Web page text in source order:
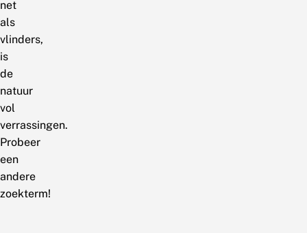
net
als
vlinders,
is
de
natuur
vol
verrassingen.
Probeer
een
andere
zoekterm!